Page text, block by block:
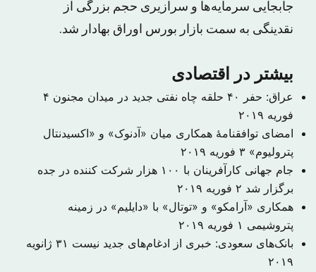
جابجایی سرمایەها و سرازیری حجم بزرگی از
نقدینگی به سمت بازار بورس اوراق بهادار شد.
بیشتر در اقتصادی
عراق: حفر ۴۰ حلقه چاه نفتی جدید در میدان مجنون
۴
فوریه ۲۰۱۹
امضای توافقنامهٔ همکاری میان «آدنوک» و «اکسیدنتال
پترولیوم» ۳ فوریه ۲۰۱۹
جام جهانی کارآفرینان با ۱۰۰ هزار شرکت کننده در جده
برگزار شد ۲ فوریه ۲۰۱۹
همکاری «آرامکو» و «توتال» با «دایلیم» در زمینه
پتروشیمی ۱ فوریه ۲۰۱۹
بانک‌های سعودی: خبری از ادغام‌های جدید نیست
۳۱ ژانویه
۲۰۱۹